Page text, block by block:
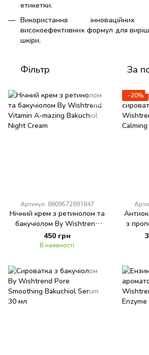
етикетки.
Використання
високоефективних формул для
шкіри.
Фільтр За
Артикул: 8809572891847
Нічний крем з ретинолом та
бакучіолом By Wishtrend
Vitamin A-mazing Bakuchiol
Night Cream
450 грн
В наявності
−20%
з